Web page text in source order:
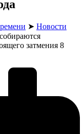
➤ Новости
затмения 8